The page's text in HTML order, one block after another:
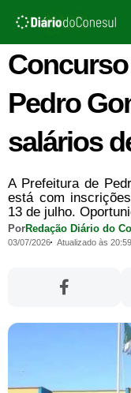
para
conteúdo
Pedro
salários
A Prefeitura de
está com
13 de julho.
PorRedação Diário do
03/07/2026 Atualizado às 20:59